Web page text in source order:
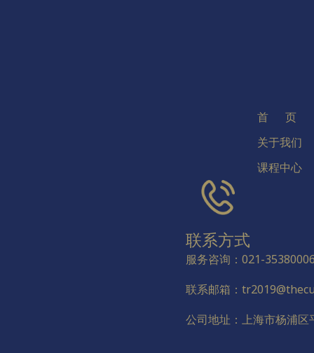
首 页
关于我们
课程中心
联系方式
服务咨询：021-
联系邮箱：
公司地址：上海市杨浦